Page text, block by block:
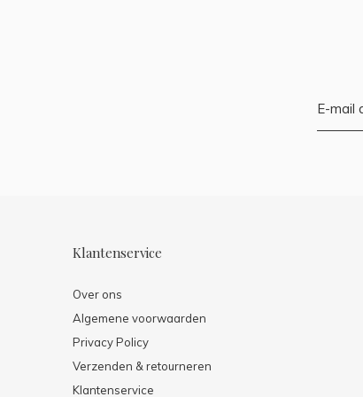
Klantenservice
Over ons
Algemene voorwaarden
Privacy Policy
Verzenden & retourneren
Klantenservice